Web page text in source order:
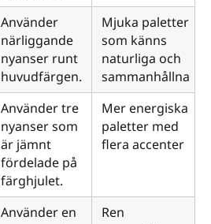
Använder
närliggande
nyanser runt
huvudfärgen.
Mjuka paletter
som känns
naturliga och
sammanhållna
Använder tre
nyanser som
är jämnt
fördelade på
färghjulet.
Mer energiska
paletter med
flera accenter
Använder en
Ren